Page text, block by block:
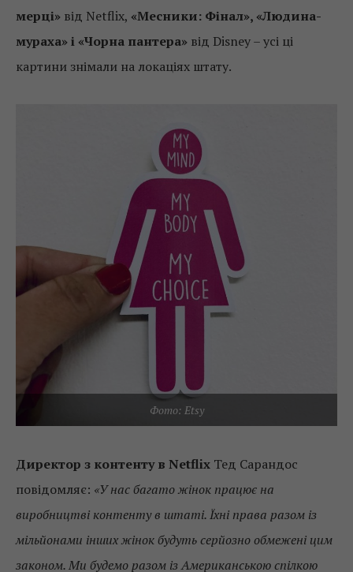
мерці» від Netflix, «Месники: Фінал», «Людина-
мураха» і «Чорна пантера» від Disney – усі ці
картини знімали на локаціях штату.
Фото: Etsy
Директор з контенту в Netflix Тед Сарандос
повідомляє: «У нас багато жінок працює на
виробництві контенту в штаті. Їхні права разом із
мільйонами інших жінок будуть серйозно обмежені цим
законом. Ми будемо разом із Американською спілкою